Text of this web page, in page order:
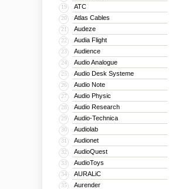
19 ATC
20 Atlas Cables
21 Audeze
22 Audia Flight
23 Audience
24 Audio Analogue
25 Audio Desk Systeme
26 Audio Note
27 Audio Physic
28 Audio Research
29 Audio-Technica
30 Audiolab
31 Audionet
32 AudioQuest
33 AudioToys
34 AURALiC
35 Aurender